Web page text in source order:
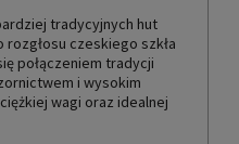
tradycyjnych hut
rozgłosu czeskiego szkła
połączeniem tradycji
i wysokim
wagi oraz idealnej